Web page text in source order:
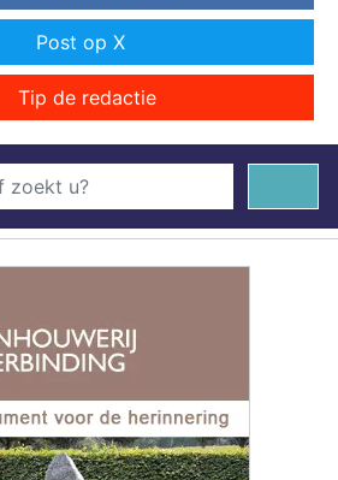
Post op X
Tip de redactie